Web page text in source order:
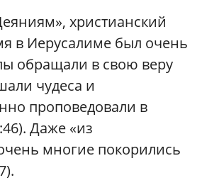
христианский
в Иерусалиме был очень
обращали в свою веру
чудеса и
проповедовали в
Даже «из
многие покорились